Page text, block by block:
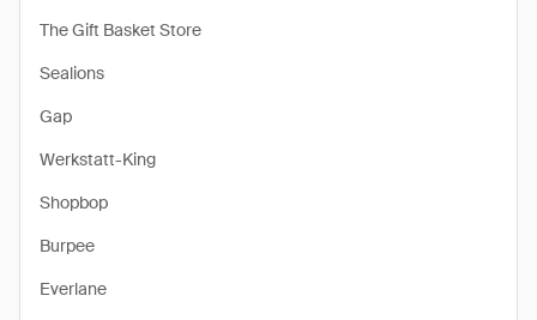
The Gift Basket Store
Sealions
Gap
Werkstatt-King
Shopbop
Burpee
Everlane